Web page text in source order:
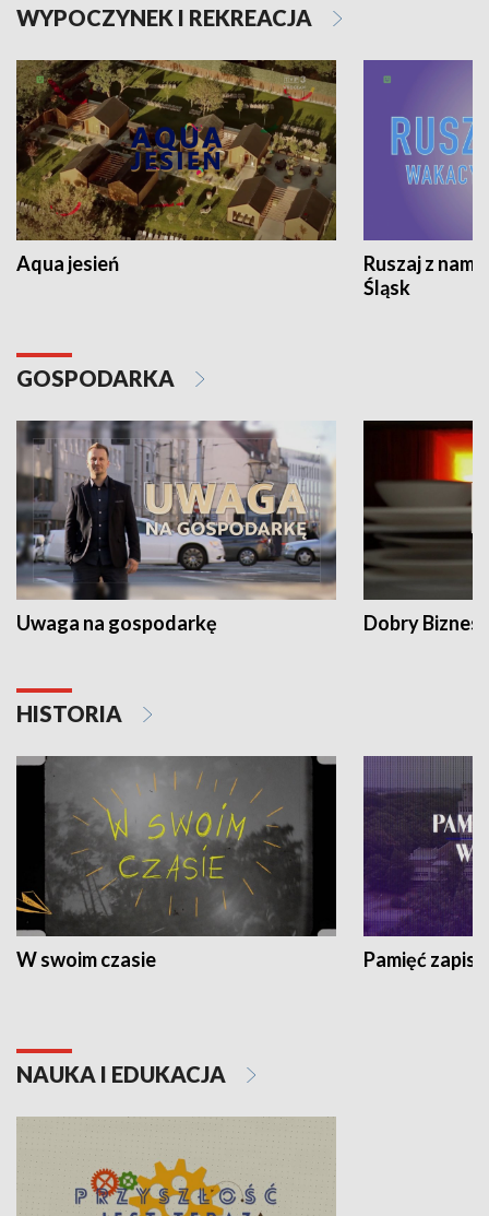
WYPOCZYNEK I REKREACJA
Aqua jesień
Ruszaj z
Śląsk
GOSPODARKA
Uwaga na gospodarkę Dobry Biznes
HISTORIA
W swoim czasie Pamięć
NAUKA I EDUKACJA